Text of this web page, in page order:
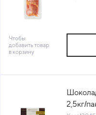
Чтобы
добавить товар
в корзину
2,5кг/